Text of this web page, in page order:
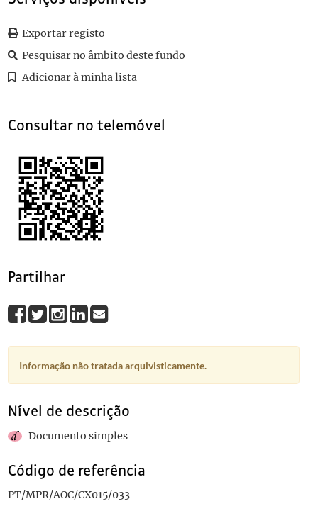
035 Sem título
037 Sem título 1928
038 Sem título 1927-06-08
(...)
Exportar registo
Pesquisar no âmbito deste fundo
Adicionar à minha lista
Consultar no telemóvel
Partilhar
Informação não tratada arquivisticamente.
Nível de descrição
Documento simples
Código de referência
PT/MPR/AOC/CX015/033